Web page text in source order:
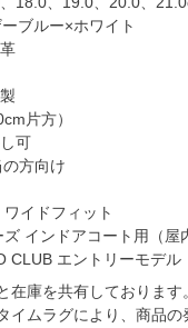
ブルー×ホワイト
片方）
可
方向け
イドフィット
インドアコート用（屋
CLUB エントリーモデル
在庫を共有しております
イムラグにより、商品